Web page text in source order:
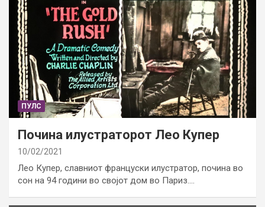
ПУЛС
Почина илустраторот Лео Купер
10/02/2021
Лео Купер, славниот француски илустратор, почина во
сон на 94 години во својот дом во Париз.…